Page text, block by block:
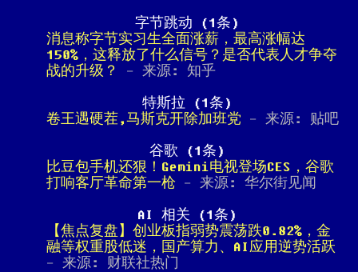
字节跳动 (1条)
消息称字节实习生全面涨薪，最高涨幅达
150%，这释放了什么信号？是否代表人才争夺
战的升级？
- 来源: 知乎
特斯拉 (1条)
卷王遇硬茬,马斯克开除加班党 - 来源: 贴吧
谷歌 (1条)
比豆包手机还狠！Gemini电视登场CES，谷歌
打响客厅革命第一枪 - 来源: 华尔街见闻
AI 相关 (1条)
【焦点复盘】创业板指弱势震荡跌0.82%，金
融等权重股低迷，国产算力、AI应用逆势活跃
- 来源: 财联社热门